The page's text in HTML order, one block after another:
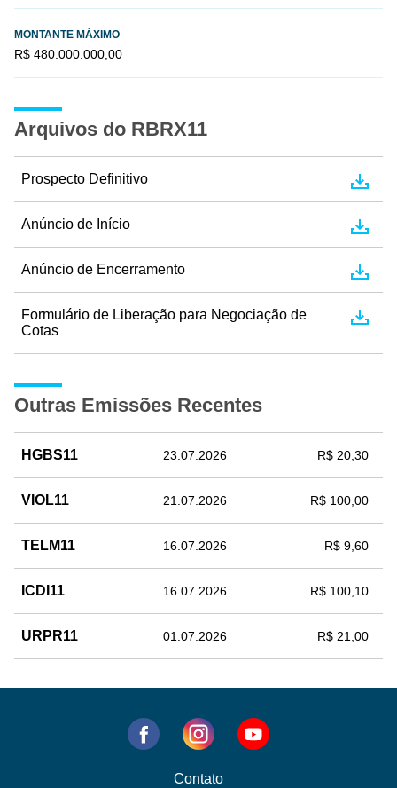
MONTANTE MÁXIMO
R$ 480.000.000,00
Arquivos do RBRX11
Prospecto Definitivo
Anúncio de Início
Anúncio de Encerramento
Formulário de Liberação para Negociação de
Cotas
Outras Emissões Recentes
HGBS11 23.07.2026 R$ 20,30
VIOL11 21.07.2026 R$ 100,00
TELM11 16.07.2026 R$ 9,60
ICDI11 16.07.2026 R$ 100,10
URPR11 01.07.2026 R$ 21,00
Contato